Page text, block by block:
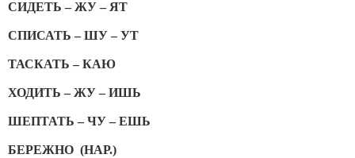
СИДЕТЬ – ЖУ – ЯТ
СПИСАТЬ – ШУ – УТ
ТАСКАТЬ – КАЮ
ХОДИТЬ – ЖУ – ИШЬ
ШЕПТАТЬ – ЧУ – ЕШЬ
БЕРЕЖНО (НАР.)